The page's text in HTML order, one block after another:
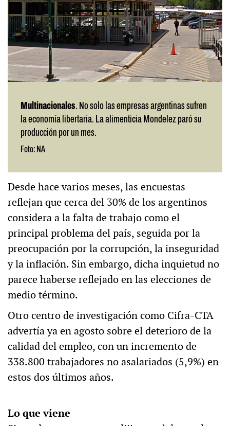
Multinacionales. No solo las empresas argentinas sufren
la economía libertaria. La alimenticia Mondelez paró su
producción por un mes.
Foto: NA
Desde hace varios meses, las encuestas
reflejan que cerca del 30% de los argentinos
considera a la falta de trabajo como el
principal problema del país, seguida por la
preocupación por la corrupción, la inseguridad
y la inflación. Sin embargo, dicha inquietud no
parece haberse reflejado en las elecciones de
medio término.
Otro centro de investigación como Cifra-CTA
advertía ya en agosto sobre el deterioro de la
calidad del empleo, con un incremento de
338.800 trabajadores no asalariados (5,9%) en
estos dos últimos años.
Lo que viene